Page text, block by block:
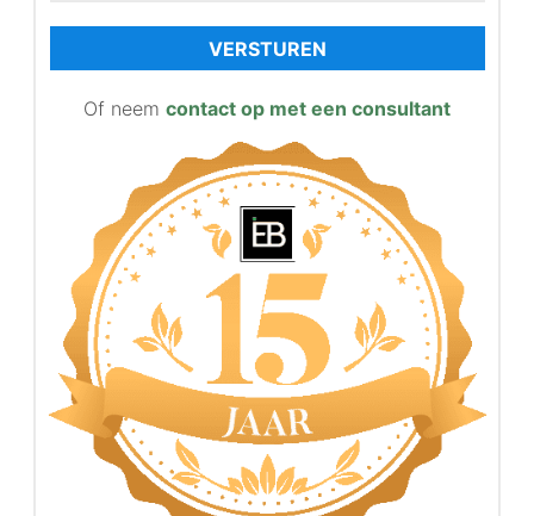
VERSTUREN
Of neem contact op met een consultant